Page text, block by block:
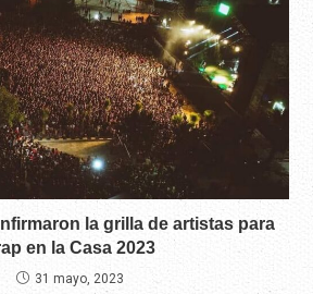
la grilla de artistas para
en la Casa 2023
31 mayo, 2023